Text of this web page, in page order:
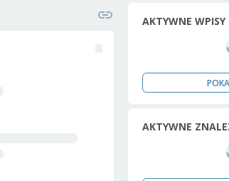
AKTYWNE WPISY
AKTYWNE